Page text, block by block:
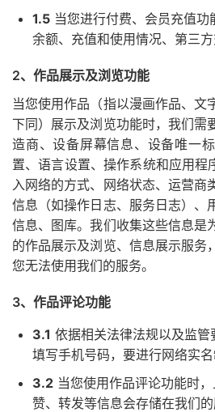
1.5 当您进行付费、会员充值
余额、充值和使用情况、第三方
2、作品展示及浏览功能
当您使用作品（指以漫画作品、文
下同）展示及浏览功能时，我们需
造商、设备屏幕信息、设备唯一
置、语言设置、操作系统和应用程
入网络的方式、网络状态、运营商
信息（如操作日志、服务日志）、
信息、图库。我们收集这些信息是
的作品展示及浏览、信息展示服务
您无法使用我们的服务。
3、作品评论功能
3.1 依据相关法律法规以及监
填写手机号码，要进行网络实名
3.2 当您使用作品评论功能时
赞、转发等信息会存储在我们